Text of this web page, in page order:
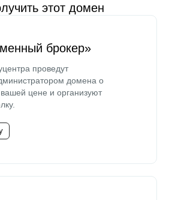
этот домен
брокер»
проведут
домена о
цене и организуют